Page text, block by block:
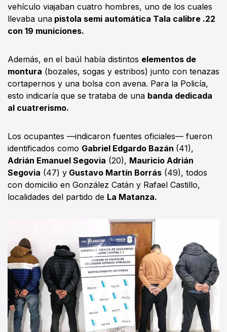
vehículo viajaban cuatro hombres, uno de los cuales
llevaba una pistola semi automática Tala calibre .22
con 19 municiones.
Además, en el baúl había distintos elementos de
montura (bozales, sogas y estribos) junto con tenazas
cortapernos y una bolsa con avena. Para la Policía,
esto indicaría que se trataba de una banda dedicada
al cuatrerismo.
Los ocupantes —indicaron fuentes oficiales— fueron
identificados como Gabriel Edgardo Bazán (41),
Adrián Emanuel Segovia (20), Mauricio Adrián
Segovia (47) y Gustavo Martín Borrás (49), todos
con domicilio en González Catán y Rafael Castillo,
localidades del partido de La Matanza.